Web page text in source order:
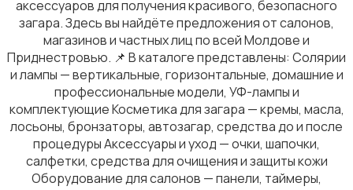
Товары для здоровья 1
Маникюр и педикюр
аксессуаров для получения красивого, безопасного
загара. Здесь вы найдёте предложения от салонов,
магазинов и частных лиц по всей Молдове и
Приднестровью. 📌 В каталоге представлены: Солярии
и лампы — вертикальные, горизонтальные, домашние и
профессиональные модели, УФ-лампы и
комплектующие Косметика для загара — кремы, масла,
лосьоны, бронзаторы, автозагар, средства до и после
процедуры Аксессуары и уход — очки, шапочки,
салфетки, средства для очищения и защиты кожи
Оборудование для салонов — панели, таймеры,